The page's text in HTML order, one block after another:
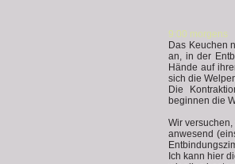
9:00 morgens
Das Keuchen
an, in der
Hände auf
sich die
Die
beginnen die
Wir
anwesend
Ich kann hier